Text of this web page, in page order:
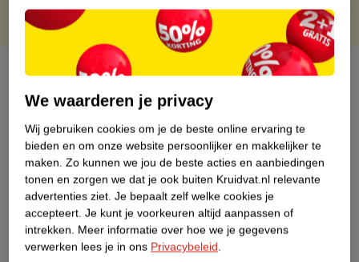
Over dit product
Productinformatie
Etiketinformatie
Nature Impact Score
Dit product heeft (nog) geen Nature
Impact Score.
We waarderen je privacy
Wij gebruiken cookies om je de beste online ervaring te
bieden en om onze website persoonlijker en makkelijker te
maken. Zo kunnen we jou de beste acties en aanbiedingen
tonen en zorgen we dat je ook buiten Kruidvat.nl relevante
advertenties ziet. Je bepaalt zelf welke cookies je
accepteert. Je kunt je voorkeuren altijd aanpassen of
intrekken. Meer informatie over hoe we je gegevens
verwerken lees je in ons Privacybeleid.